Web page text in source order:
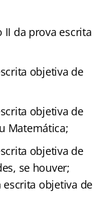
da prova escrita
objetiva de
objetiva de
Matemática;
objetiva de
se houver;
objetiva de